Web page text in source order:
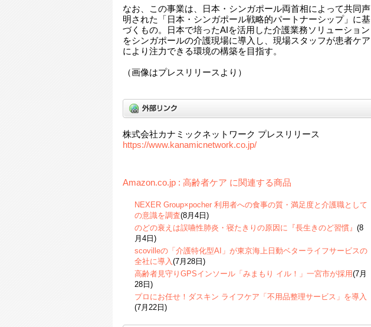
なお、この事業は、日本・シンガポール両首相によって共同声
明された「日本・シンガポール戦略的パートナーシップ」に基
づくもの。日本で培ったAIを活用した介護業務ソリューション
をシンガポールの介護現場に導入し、現場スタッフが患者ケア
により注力できる環境の構築を目指す。
（画像はプレスリリースより）
株式会社カナミックネットワーク プレスリリース
https://www.kanamicnetwork.co.jp/
Amazon.co.jp : 高齢者ケア に関連する商品
NEXER Group×pocher 利用者への食事の質・満足度と介護職として
の意識を調査(8月4日)
のどの衰えは誤嚥性肺炎・寝たきりの原因に『長生きのど習慣』 (8
月4日)
scovilleの「介護特化型AI」が東京海上日動ベターライフサービスの
全社に導入(7月28日)
高齢者見守りGPSインソール「みまもり イル！」一宮市が採用(7月
28日)
プロにお任せ！ダスキン ライフケア「不用品整理サービス」を導入
(7月22日)